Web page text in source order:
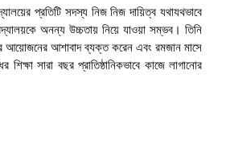
প্রতিটি সদস্য নিজ নিজ দায়িত্ব যথাযথভাবে
অনন্য উচ্চতায় নিয়ে যাওয়া সম্ভব। তিনি
আয়োজনের আশাবাদ ব্যক্ত করেন এবং রমজান মাসে
সারা বছর প্রাতিষ্ঠানিকভাবে কাজে লাগানোর